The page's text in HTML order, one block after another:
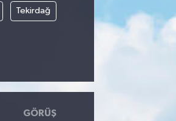
Tekirdağ
GÖRÜŞ